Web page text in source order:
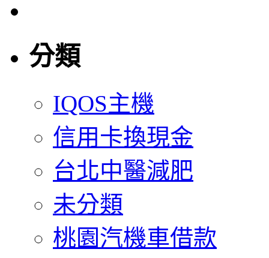
分類
IQOS主機
信用卡換現金
台北中醫減肥
未分類
桃園汽機車借款